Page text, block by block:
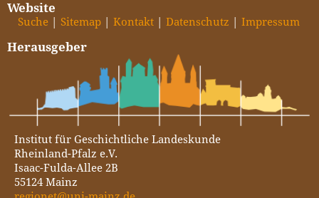
Website
Suche Sitemap Kontakt Datenschutz Impressum
Herausgeber
Institut für Geschichtliche Landeskunde
Rheinland-Pfalz e.V.
Isaac-Fulda-Allee 2B
55124 Mainz